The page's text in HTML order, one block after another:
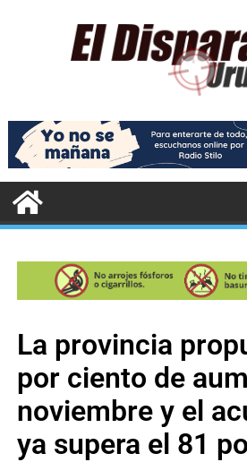
La provincia
por ciento de
noviembre y el
ya supera el 81